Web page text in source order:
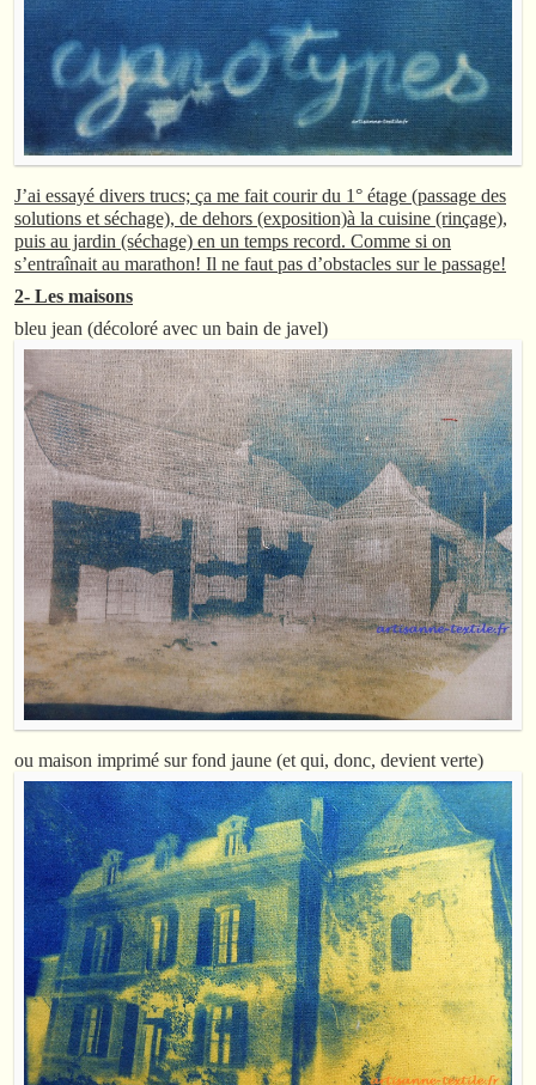
J’ai essayé divers trucs; ça me fait courir du 1° étage (passage des
solutions et séchage), de dehors (exposition)à la cuisine (rinçage),
puis au jardin (séchage) en un temps record. Comme si on
s’entraînait au marathon! Il ne faut pas d’obstacles sur le passage!
2- Les maisons
bleu jean (décoloré avec un bain de javel)
ou maison imprimé sur fond jaune (et qui, donc, devient verte)